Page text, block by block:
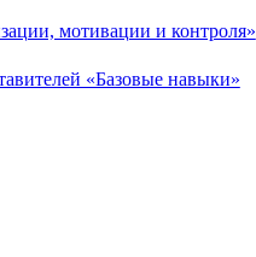
мотивации и контроля»
«Базовые навыки»